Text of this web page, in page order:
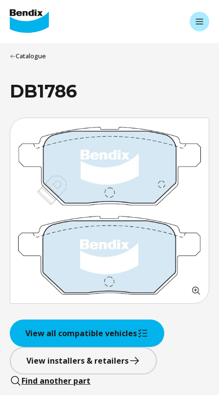
Catalogue
DB1786
View all compatible vehicles
View installers & retailers
Find another part